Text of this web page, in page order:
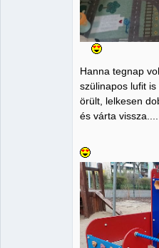
Hanna tegnap
szülinapos lufit
örült, lelkesen
és várta vissza....